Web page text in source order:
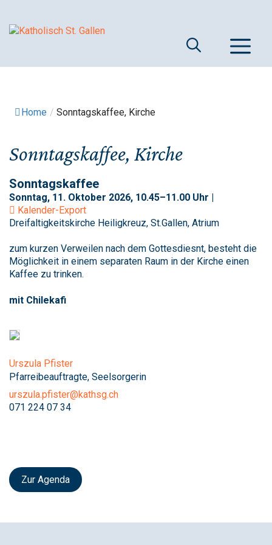
Inhalt
Home / Sonntagskaffee, Kirche
Sonntagskaffee, Kirche
Sonntagskaffee
Sonntag, 11. Oktober 2026, 10.45–11.00 Uhr |
Kalender-Export
Dreifaltigkeitskirche Heiligkreuz, St.Gallen, Atrium
zum kurzen Verweilen nach dem Gottesdiesnt, besteht die
Möglichkeit in einem separaten Raum in der Kirche einen
Kaffee zu trinken.
mit Chilekafi
Urszula Pfister
Pfarreibeauftragte, Seelsorgerin
urszula.pfister@kathsg.ch
071 224 07 34
Zur Agenda